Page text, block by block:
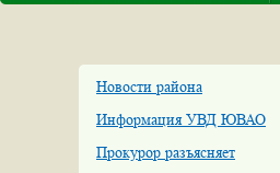
Новости района
Информация УВД ЮВАО
Прокурор разъясняет